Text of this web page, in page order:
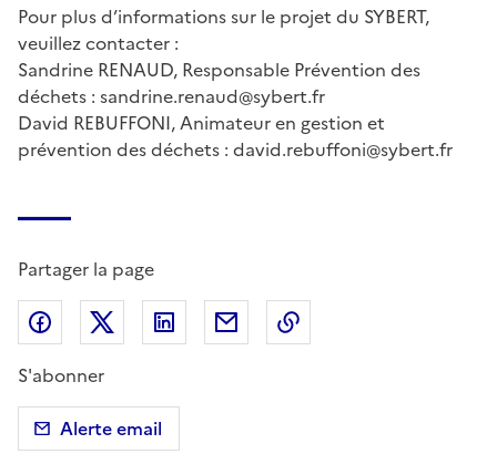
Pour plus d’informations sur le projet du SYBERT,
veuillez contacter :
Sandrine RENAUD, Responsable Prévention des
déchets : sandrine.renaud@sybert.fr
David REBUFFONI, Animateur en gestion et
prévention des déchets : david.rebuffoni@sybert.fr
Partager la page
Partager sur Facebook
Partager sur X (anciennement Twitter)
Partager sur LinkedIn
Partager par email
S'abonner
Alerte email